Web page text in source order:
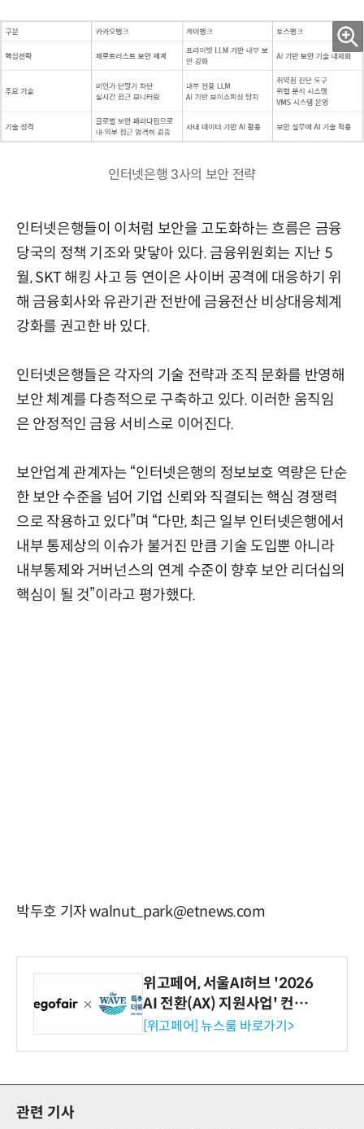
인터넷은행 3사의 보안 전략
인터넷은행들이 이처럼 보안을 고도화하는 흐름은 금융
당국의 정책 기조와 맞닿아 있다. 금융위원회는 지난 5
월, SKT 해킹 사고 등 연이은 사이버 공격에 대응하기 위
해 금융회사와 유관기관 전반에 금융전산 비상대응체계
강화를 권고한 바 있다.
인터넷은행들은 각자의 기술 전략과 조직 문화를 반영해
보안 체계를 다층적으로 구축하고 있다. 이러한 움직임
은 안정적인 금융 서비스로 이어진다.
보안업계 관계자는 “인터넷은행의 정보보호 역량은 단순
한 보안 수준을 넘어 기업 신뢰와 직결되는 핵심 경쟁력
으로 작용하고 있다”며 “다만, 최근 일부 인터넷은행에서
내부 통제상의 이슈가 불거진 만큼 기술 도입뿐 아니라
내부통제와 거버넌스의 연계 수준이 향후 보안 리더십의
핵심이 될 것”이라고 평가했다.
박두호 기자 walnut_park@etnews.com
위고페어, 서울AI허브 '2026
AI 전환(AX) 지원사업' 컨소
시엄 선정
[위고페어] 뉴스룸 바로가기>
관련 기사